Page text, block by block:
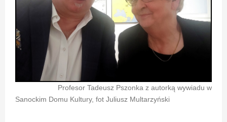
Profesor Tadeusz Pszonka z autorką wywiadu w
Sanockim Domu Kultury, fot Juliusz Multarzyński